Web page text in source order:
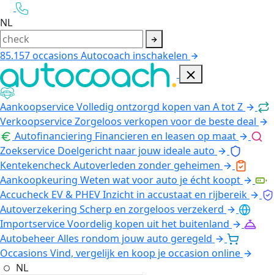
NL
85.157occasions Autocoach inschakelen
AankoopserviceVolledig ontzorgd kopen van A tot Z
VerkoopserviceZorgeloos verkopen voor de beste deal
Autofinanciering Financieren en leasen op maat
Zoekservice Doelgericht naar jouw ideale auto
KentekencheckAutoverleden zonder geheimen
Aankoopkeuring Weten wat voor auto je écht koopt
Accucheck EV & PHEVInzicht in accustaat en rijbereik
Autoverzekering Scherp en zorgeloos verzekerd
ImportserviceVoordelig kopen uit het buitenland
AutobeheerAlles rondom jouw auto geregeld
Occasions Vind, vergelijk en koop je occasion online
NL